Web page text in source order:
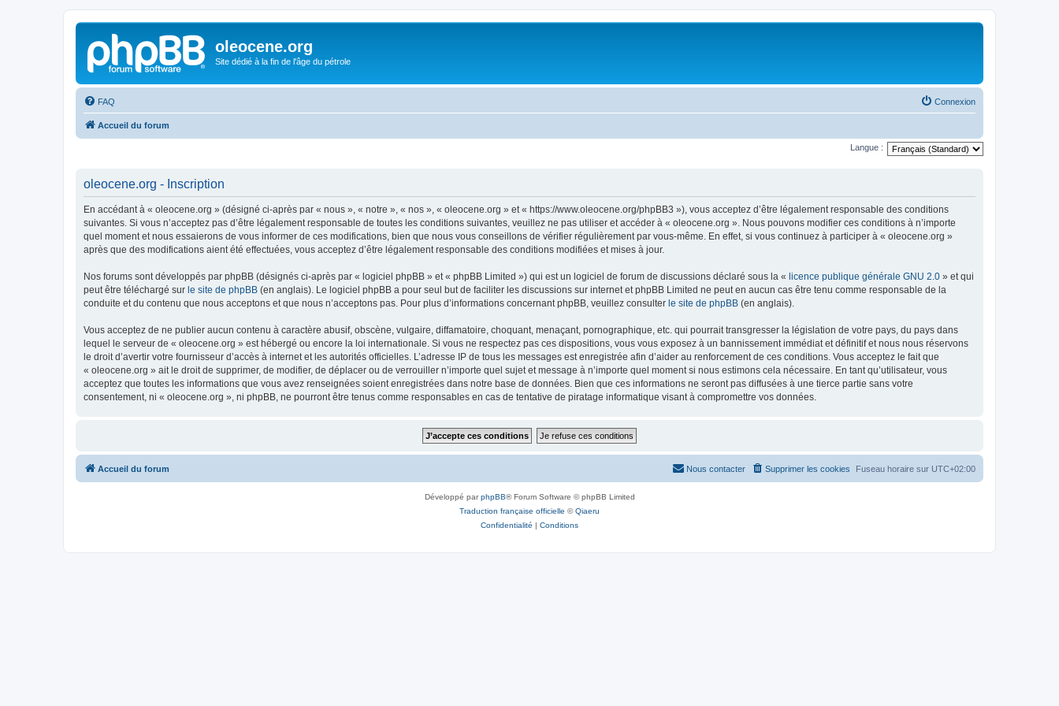
oleocene.org
Site dédié à la fin de l'âge du pétrole
FAQ Connexion
Accueil du forum
Langue :
oleocene.org - Inscription
En accédant à « oleocene.org » (désigné ci-après par « nous », « notre », « nos », « oleocene.org » et « https://www.oleocene.org/phpBB3 »), vous acceptez d’être légalement responsable des conditions
suivantes. Si vous n’acceptez pas d’être légalement responsable de toutes les conditions suivantes, veuillez ne pas utiliser et accéder à « oleocene.org ». Nous pouvons modifier ces conditions à n’importe
quel moment et nous essaierons de vous informer de ces modifications, bien que nous vous conseillons de vérifier régulièrement par vous-même. En effet, si vous continuez à participer à « oleocene.org »
après que des modifications aient été effectuées, vous acceptez d’être légalement responsable des conditions modifiées et mises à jour.
Nos forums sont développés par phpBB (désignés ci-après par « logiciel phpBB » et « phpBB Limited ») qui est un logiciel de forum de discussions déclaré sous la « licence publique générale GNU 2.0 » et qui
peut être téléchargé sur le site de phpBB (en anglais). Le logiciel phpBB a pour seul but de faciliter les discussions sur internet et phpBB Limited ne peut en aucun cas être tenu comme responsable de la
conduite et du contenu que nous acceptons et que nous n’acceptons pas. Pour plus d’informations concernant phpBB, veuillez consulter le site de phpBB (en anglais).
Vous acceptez de ne publier aucun contenu à caractère abusif, obscène, vulgaire, diffamatoire, choquant, menaçant, pornographique, etc. qui pourrait transgresser la législation de votre pays, du pays dans
lequel le serveur de « oleocene.org » est hébergé ou encore la loi internationale. Si vous ne respectez pas ces dispositions, vous vous exposez à un bannissement immédiat et définitif et nous nous réservons
le droit d’avertir votre fournisseur d’accès à internet et les autorités officielles. L’adresse IP de tous les messages est enregistrée afin d’aider au renforcement de ces conditions. Vous acceptez le fait que
« oleocene.org » ait le droit de supprimer, de modifier, de déplacer ou de verrouiller n’importe quel sujet et message à n’importe quel moment si nous estimons cela nécessaire. En tant qu’utilisateur, vous
acceptez que toutes les informations que vous avez renseignées soient enregistrées dans notre base de données. Bien que ces informations ne seront pas diffusées à une tierce partie sans votre
consentement, ni « oleocene.org », ni phpBB, ne pourront être tenus comme responsables en cas de tentative de piratage informatique visant à compromettre vos données.
Accueil du forum Fuseau horaire sur UTC+02:00
Supprimer les cookies
Nous contacter
Développé parphpBB® Forum Software © phpBB Limited
Traduction française officielle ©Qiaeru
Confidentialité | Conditions